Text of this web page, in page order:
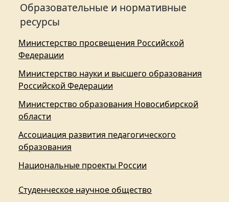
Образовательные и нормативные
ресурсы
Министерство просвещения Российской
Федерации
Министерство науки и высшего образования
Российской Федерации
Министерство образования Новосибирской
области
Ассоциация развития педагогического
образования
Национальные проекты России
Студенческое научное общество